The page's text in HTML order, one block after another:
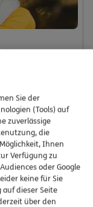
vor
Sie der
(Tools) auf
zuverlässige
die
Ihnen
Verfügung zu
oder Google
keine für Sie
dieser Seite
über den